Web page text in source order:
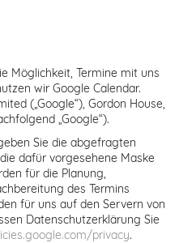
Möglichkeit, Termine mit uns
wir Google Calendar.
(„Google“), Gordon House,
„Google“).
Sie die abgefragten
dafür vorgesehene Maske
für die Planung,
des Termins
für uns auf den Servern von
Datenschutzerklärung Sie
privacy.